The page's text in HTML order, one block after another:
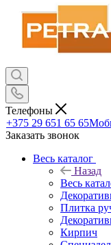
Телефоны
+375 29 651 65 65
Заказать звонок
Весь каталог
Назад
Весь
Плитка
Кирпич